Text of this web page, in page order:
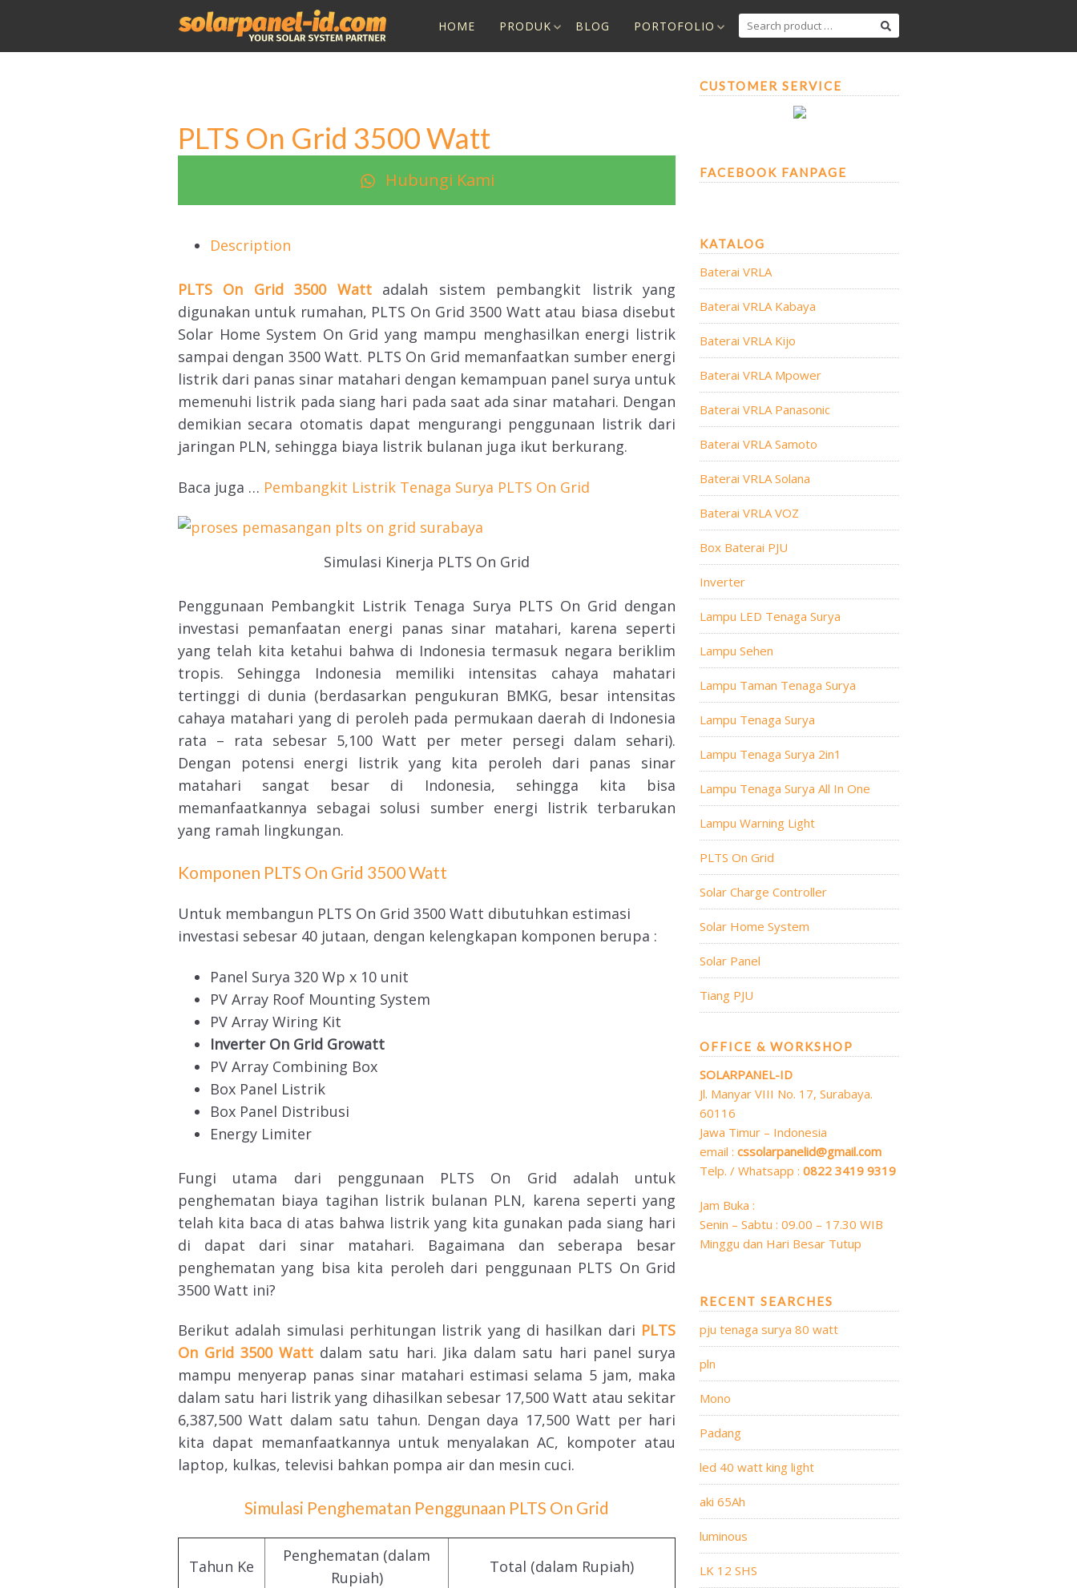
content
HOME PRODUK BLOG PORTOFOLIO
FOR:
PLTS On Grid 3500 Watt
Hubungi Kami
Description
PLTS On Grid 3500 Wattadalah sistem pembangkit listrik yang
digunakan untuk rumahan, PLTS On Grid 3500 Watt atau biasa disebut
Solar Home System On Grid yang mampu menghasilkan energi listrik
sampai dengan 3500 Watt. PLTS On Grid memanfaatkan sumber energi
listrik dari panas sinar matahari dengan kemampuan panel surya untuk
memenuhi listrik pada siang hari pada saat ada sinar matahari. Dengan
demikian secara otomatis dapat mengurangi penggunaan listrik dari
jaringan PLN, sehingga biaya listrik bulanan juga ikut berkurang.
Baca juga … Pembangkit Listrik Tenaga Surya PLTS On Grid
Simulasi Kinerja PLTS On Grid
Penggunaan Pembangkit Listrik Tenaga Surya PLTS On Grid dengan
investasi pemanfaatan energi panas sinar matahari, karena seperti
yang telah kita ketahui bahwa di Indonesia termasuk negara beriklim
tropis. Sehingga Indonesia memiliki intensitas cahaya mahatari
tertinggi di dunia (berdasarkan pengukuran BMKG, besar intensitas
cahaya matahari yang di peroleh pada permukaan daerah di Indonesia
rata – rata sebesar 5,100 Watt per meter persegi dalam sehari).
Dengan potensi energi listrik yang kita peroleh dari panas sinar
matahari sangat besar di Indonesia, sehingga kita bisa
memanfaatkannya sebagai solusi sumber energi listrik terbarukan
yang ramah lingkungan.
Komponen PLTS On Grid 3500 Watt
Untuk membangun PLTS On Grid 3500 Watt dibutuhkan estimasi
investasi sebesar 40 jutaan, dengan kelengkapan komponen berupa :
Panel Surya 320 Wp x 10 unit
PV Array Roof Mounting System
PV Array Wiring Kit
Inverter On Grid Growatt
PV Array Combining Box
Box Panel Listrik
Box Panel Distribusi
Energy Limiter
Fungi utama dari penggunaan PLTS On Grid adalah untuk
penghematan biaya tagihan listrik bulanan PLN, karena seperti yang
telah kita baca di atas bahwa listrik yang kita gunakan pada siang hari
di dapat dari sinar matahari. Bagaimana dan seberapa besar
penghematan yang bisa kita peroleh dari penggunaan PLTS On Grid
3500 Watt ini?
Berikut adalah simulasi perhitungan listrik yang di hasilkan dari PLTS
On Grid 3500 Watt dalam satu hari. Jika dalam satu hari panel surya
mampu menyerap panas sinar matahari estimasi selama 5 jam, maka
dalam satu hari listrik yang dihasilkan sebesar 17,500 Watt atau sekitar
6,387,500 Watt dalam satu tahun. Dengan daya 17,500 Watt per hari
kita dapat memanfaatkannya untuk menyalakan AC, kompoter atau
laptop, kulkas, televisi bahkan pompa air dan mesin cuci.
Simulasi Penghematan Penggunaan PLTS On Grid
Tahun Ke
Penghematan (dalam
Rupiah)
Total (dalam Rupiah)
CUSTOMER SERVICE
FACEBOOK FANPAGE
KATALOG
Baterai VRLA
Baterai VRLA Kabaya
Baterai VRLA Kijo
Baterai VRLA Mpower
Baterai VRLA Panasonic
Baterai VRLA Samoto
Baterai VRLA Solana
Baterai VRLA VOZ
Box Baterai PJU
Inverter
Lampu LED Tenaga Surya
Lampu Sehen
Lampu Taman Tenaga Surya
Lampu Tenaga Surya
Lampu Tenaga Surya 2in1
Lampu Tenaga Surya All In One
Lampu Warning Light
PLTS On Grid
Solar Charge Controller
Solar Home System
Solar Panel
Tiang PJU
OFFICE & WORKSHOP
SOLARPANEL-ID
Jl. Manyar VIII No. 17, Surabaya.
60116
Jawa Timur – Indonesia
email : cssolarpanelid@gmail.com
Telp. / Whatsapp : 0822 3419 9319
Jam Buka :
Senin – Sabtu : 09.00 – 17.30 WIB
Minggu dan Hari Besar Tutup
RECENT SEARCHES
pju tenaga surya 80 watt
pln
Mono
Padang
led 40 watt king light
aki 65Ah
luminous
LK 12 SHS